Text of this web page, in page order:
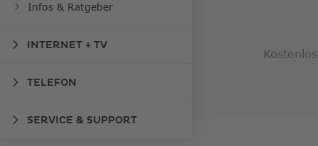
Infos & Ratgeber
INTERNET + TV
TELEFON
SERVICE & SUPPORT